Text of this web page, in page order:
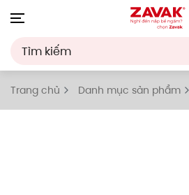
Trang chủ Danh mục sản phẩm
Rãnh thoát nước 1 khe hẹp nằm lệch